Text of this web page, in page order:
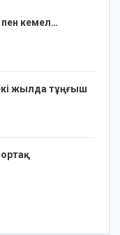
пен кемел…
жылда тұңғыш